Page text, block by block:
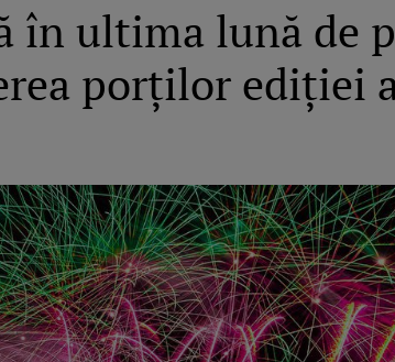
în ultima lună de
porților ediției